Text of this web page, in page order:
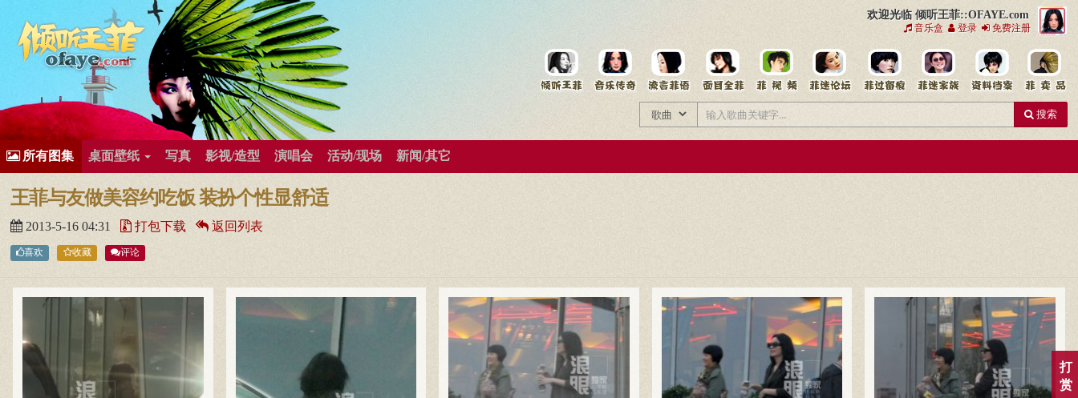
欢迎光临 倾听王菲::OFAYE.com
音乐盒 登录 免费注册
有歌曲专辑
王菲新闻王菲的精美图片王菲精彩视频王菲论坛给王菲留言用户中心王菲资料档案
搜索
所有图集 桌面壁纸 写真 影视/造型 演唱会 活动/现场 新闻/其它
王菲与友做美容约吃饭 装扮个性显舒适
2013-5-16 04:31 打包下载 返回列表
喜欢 收藏 评论
打
赏